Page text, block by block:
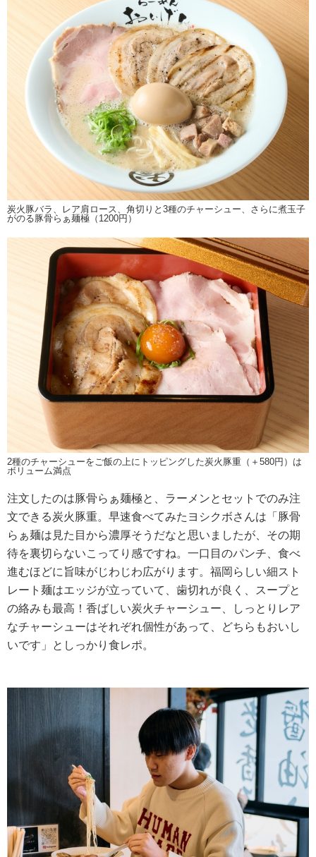
炭火豚バラ、レア肩ロース、角切りと3種のチャーシュー、さらに煮玉子
がのる豚骨らぁ麺極（1200円）
2種のチャーシューをご飯の上にトッピングした炭火豚重（＋580円）は
ボリューム満点
注文したのは豚骨らぁ麺極と、ラーメンとセットでのみ注
文できる炭火豚重。早速食べてみたヨシクボさんは「豚骨
らぁ麺は見た目から濃厚そうだなと思いましたが、その期
待を裏切らないこってり感ですね。一口目のパンチ、食べ
進むほどに旨味がじわじわ広がります。福岡らしい細スト
レート麺はエッジが立っていて、歯切れが良く、スープと
の絡みも最高！香ばしい炭火チャーシュー、しっとりレア
なチャーシューはそれぞれ個性があって、どちらもおいし
いです」としっかり食レポ。